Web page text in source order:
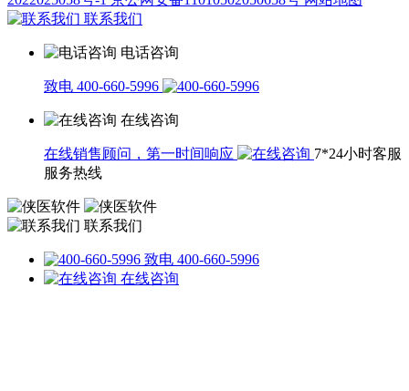
联系我们
电话咨询
致电 400-660-5996
在线咨询
在线销售顾问，第一时间响应
7*24小时客服
服务热线
联系我们
致电 400-660-5996
在线咨询